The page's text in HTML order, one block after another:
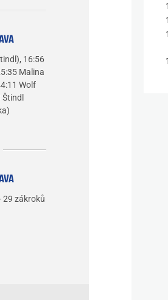
16:56
Malina
Wolf
29 zákroků